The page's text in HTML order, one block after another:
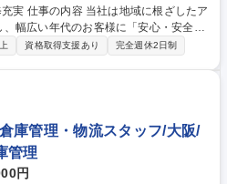
したア
幅広い年代のお客様に「安心・安全で
舗運営の中核を担っていただけるゲー
ッフによるOJTを通じて、業務の進め
ゲーム機の操作方法や景品の補充タイ
が一のトラブル時の対応など、実践を
◆研修充実
資格取得支援あり 完全週休2日制
庫管理・物流スタッフ/大阪/
管理
円